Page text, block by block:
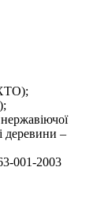
деревини –
001-2003